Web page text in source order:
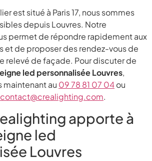
est situé à Paris 17, nous sommes
depuis Louvres. Notre
permet de répondre rapidement aux
et de proposer des rendez-vous de
relevé de façade. Pour discuter de
led personnalisée Louvres,
au 09 78 81 07 04ou
contact@crealighting.com.
apporte à
led
Louvres